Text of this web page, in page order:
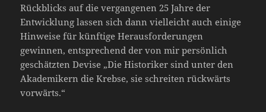
Rückblicks auf die vergangenen 25 Jahre der
Entwicklung lassen sich dann vielleicht auch einige
Hinweise für künftige Herausforderungen
gewinnen, entsprechend der von mir persönlich
geschätzten Devise „Die Historiker sind unter den
Akademikern die Krebse, sie schreiten rückwärts
vorwärts.“